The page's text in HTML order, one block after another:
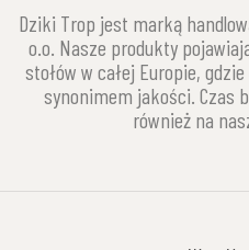
Dziki Trop jest marką
o.o. Nasze produkty
stołów w całej Europie,
synonimem jakości. Czas
również na